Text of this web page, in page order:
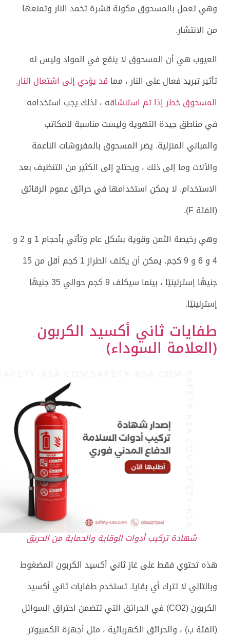
وهي تعمل بالمسحوق مكونة قشرة تخمد النار وتمنعها
من الانتشار.
العيوب هي أن المسحوق لا ينقع في المواد وليس له
تأثير تبريد فعال على النار ، مماقد يؤدي إلى اشتعال النار.
المسحوق خطر إذا تم استنشاقه ، لذلك يجب استخدامه
في مناطق جيدة التهوية وليست مناسبة للمكاتب
والمباني المنزلية. يضر المسحوق بالمفروشات الناعمة
والآلات وما إلى ذلك ، ويحتاج إلى الكثير من التنظيف بعد
الاستخدام. لا يمكن استخدامها في حرائق عموم الرقائق
(الفئة F).
وهي رخيصة الثمن وقوية بشكل عام وتأتي بأحجام 1 و 2 و
4 و 6 و 9 كجم. يمكن أن يكلف الطراز 1 كجم أقل من 15
جنيهًا إسترلينيًا ، بينما سيكلف 9 كجم حوالي 35 جنيهًا
إسترلينيًا.
طفايات ثاني أكسيد الكربون
(العلامة السوداء)
شهادة تركيب أدوات الوقاية والحماية من الحريق
هذه تحتوي فقط على غاز ثاني أكسيد الكربون المضغوط
وبالتالي لا تترك أي بقايا. تستخدم طفايات ثاني أكسيد
الكربون (CO2) في الحرائق التي تتضمن احتراق السوائل
(الفئة ب) ، والحرائق الكهربائية ، مثل أجهزة الكمبيوتر